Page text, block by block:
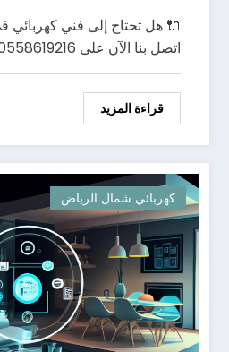
🔌 هل تحتاج إلى فني
اتصل بنا الآن على 0558619216 !…
قراءة المزيد
كهربائي شمال الرياض